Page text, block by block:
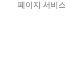
페이지 서비